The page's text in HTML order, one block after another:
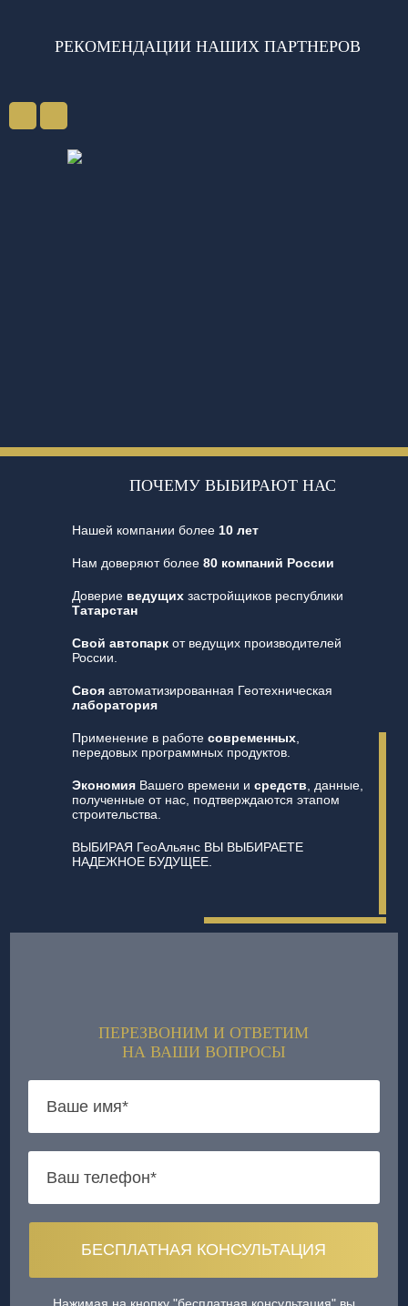
РЕКОМЕНДАЦИИ НАШИХ ПАРТНЕРОВ
ПОЧЕМУ ВЫБИРАЮТ НАС
Нашей компании более 10 лет
Нам доверяют более 80 компаний России
Доверие ведущихзастройщиков республики
Татарстан
Свой автопаркот ведущих производителей
России.
Свояавтоматизированная Геотехническая
лаборатория
Применение в работе современных,
передовых программных продуктов.
ЭкономияВашего времени и средств, данные,
полученные от нас, подтверждаются этапом
строительства.
ВЫБИРАЯ ГеоАльянс ВЫ ВЫБИРАЕТЕ
НАДЕЖНОЕ БУДУЩЕЕ.
ПЕРЕЗВОНИМ И ОТВЕТИМ
НА ВАШИ ВОПРОСЫ